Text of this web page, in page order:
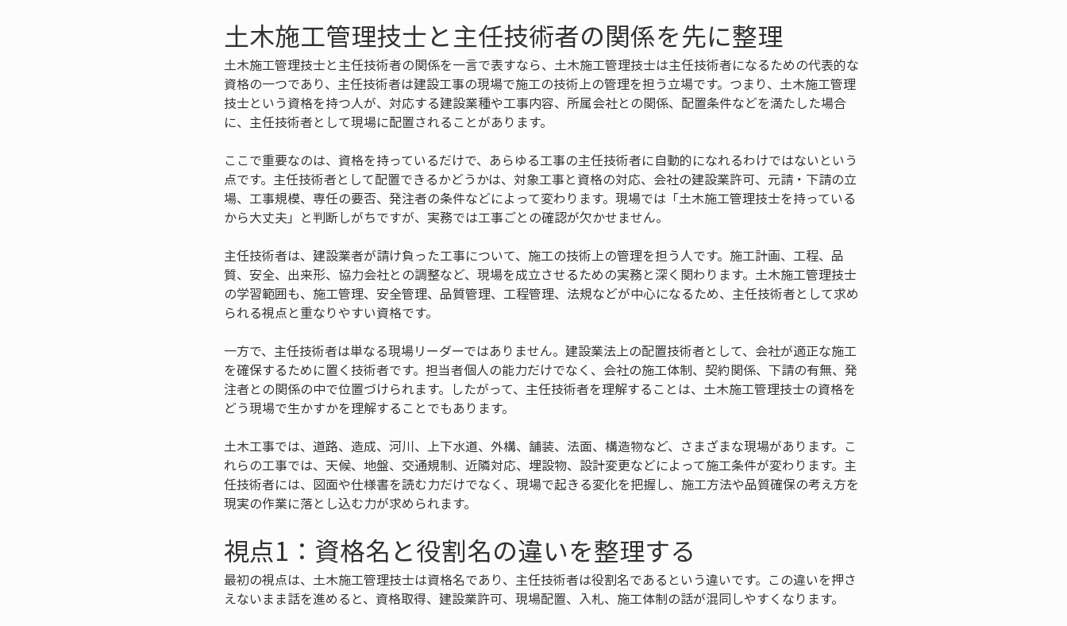
土木施工管理技士と主任技術者の関係を先に整理
土木施工管理技士と主任技術者の関係を一言で表すなら、土木施工管理技士は主任技術者になるための代表的な
資格の一つであり、主任技術者は建設工事の現場で施工の技術上の管理を担う立場です。つまり、土木施工管理
技士という資格を持つ人が、対応する建設業種や工事内容、所属会社との関係、配置条件などを満たした場合
に、主任技術者として現場に配置されることがあります。
ここで重要なのは、資格を持っているだけで、あらゆる工事の主任技術者に自動的になれるわけではないという
点です。主任技術者として配置できるかどうかは、対象工事と資格の対応、会社の建設業許可、元請・下請の立
場、工事規模、専任の要否、発注者の条件などによって変わります。現場では「土木施工管理技士を持っている
から大丈夫」と判断しがちですが、実務では工事ごとの確認が欠かせません。
主任技術者は、建設業者が請け負った工事について、施工の技術上の管理を担う人です。施工計画、工程、品
質、安全、出来形、協力会社との調整など、現場を成立させるための実務と深く関わります。土木施工管理技士
の学習範囲も、施工管理、安全管理、品質管理、工程管理、法規などが中心になるため、主任技術者として求め
られる視点と重なりやすい資格です。
一方で、主任技術者は単なる現場リーダーではありません。建設業法上の配置技術者として、会社が適正な施工
を確保するために置く技術者です。担当者個人の能力だけでなく、会社の施工体制、契約関係、下請の有無、発
注者との関係の中で位置づけられます。したがって、主任技術者を理解することは、土木施工管理技士の資格を
どう現場で生かすかを理解することでもあります。
土木工事では、道路、造成、河川、上下水道、外構、舗装、法面、構造物など、さまざまな現場があります。こ
れらの工事では、天候、地盤、交通規制、近隣対応、埋設物、設計変更などによって施工条件が変わります。主
任技術者には、図面や仕様書を読む力だけでなく、現場で起きる変化を把握し、施工方法や品質確保の考え方を
現実の作業に落とし込む力が求められます。
視点1：資格名と役割名の違いを整理する
最初の視点は、土木施工管理技士は資格名であり、主任技術者は役割名であるという違いです。この違いを押さ
えないまま話を進めると、資格取得、建設業許可、現場配置、入札、施工体制の話が混同しやすくなります。